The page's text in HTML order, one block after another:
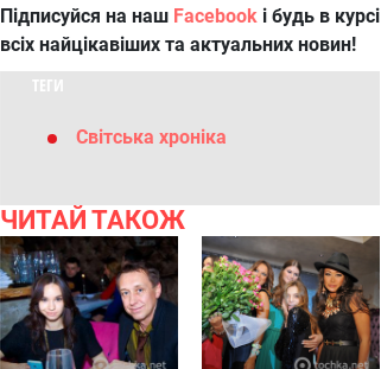
Підписуйся на наш Facebook і будь в курсі
всіх найцікавіших та актуальних новин!
ТЕГИ
Світська хроніка
ЧИТАЙ ТАКОЖ